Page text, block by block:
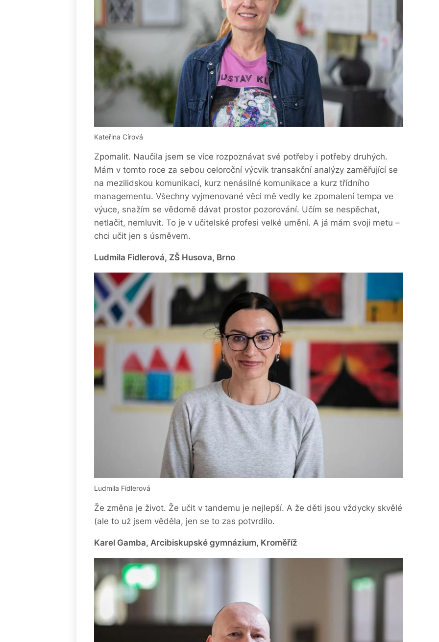
Kateřina Círová
Zpomalit. Naučila jsem se více rozpoznávat své potřeby i potřeby druhých.
Mám v tomto roce za sebou celoroční výcvik transakční analýzy zaměřující se
na mezilidskou komunikaci, kurz nenásilné komunikace a kurz třídního
managementu. Všechny vyjmenované věci mě vedly ke zpomalení tempa ve
výuce, snažím se vědomě dávat prostor pozorování. Učím se nespěchat,
netlačit, nemluvit. To je v učitelské profesi velké umění. A já mám svoji metu –
chci učit jen s úsměvem.
Ludmila Fidlerová, ZŠ Husova, Brno
Ludmila Fidlerová
Že změna je život. Že učit v tandemu je nejlepší. A že děti jsou vždycky skvělé
(ale to už jsem věděla, jen se to zas potvrdilo.
Karel Gamba, Arcibiskupské gymnázium, Kroměříž